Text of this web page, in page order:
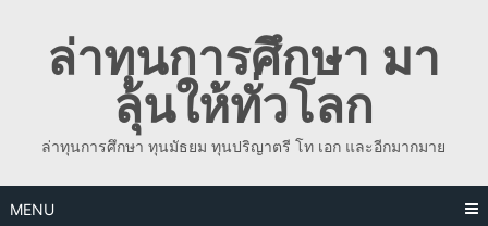
contentล่าทุนการศึกษา มา
ลุ้นให้ทั่วโลก
ล่าทุนการศึกษา ทุนมัธยม ทุนปริญาตรี โท เอก และอีกมากมาย
MENU